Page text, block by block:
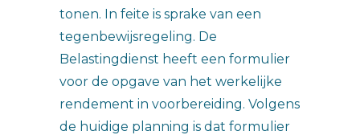
tonen. In feite is sprake van een
tegenbewijsregeling. De
Belastingdienst heeft een formulier
voor de opgave van het werkelijke
rendement in voorbereiding. Volgens
de huidige planning is dat formulier